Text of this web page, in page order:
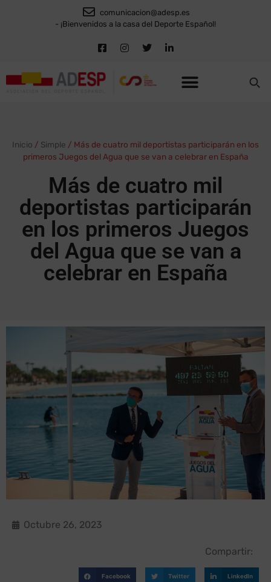
comunicacion@adesp.es
- ¡Bienvenidos a la casa del Deporte Español!
Inicio / Simple / Más de cuatro mil deportistas participarán en los
primeros Juegos del Agua que se van a celebrar en España
Más de cuatro mil
deportistas participarán
en los primeros Juegos
del Agua que se van a
celebrar en España
Octubre 26, 2023
Compartir:
Facebook Twitter LinkedIn